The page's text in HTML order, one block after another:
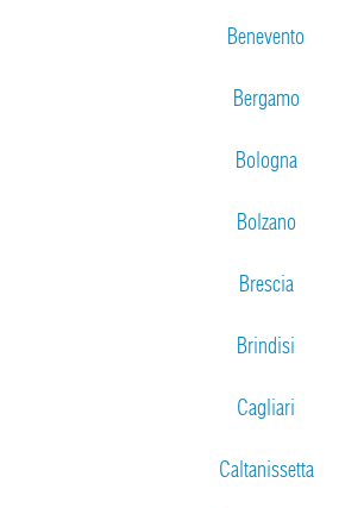
Benevento
Bergamo
Bologna
Bolzano
Brescia
Brindisi
Cagliari
Caltanissetta